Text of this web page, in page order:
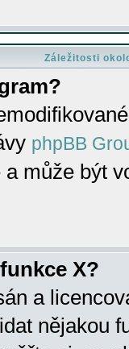
Záležitosti
phpBB
může být
X?
a
nějakou